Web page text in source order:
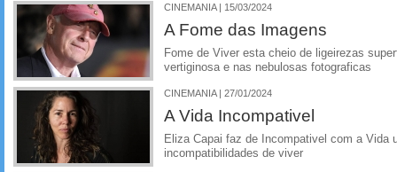
CINEMANIA | 15/03/2024
A Fome das Imagens
Fome de Viver esta cheio de ligeirezas
vertiginosa e nas nebulosas fotograficas
CINEMANIA | 27/01/2024
A Vida Incompativel
Eliza Capai faz de Incompativel com a Vida
incompatibilidades de viver